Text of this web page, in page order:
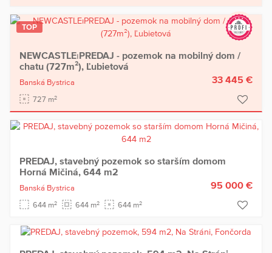
TOP
NEWCASTLE⏐PREDAJ - pozemok na mobilný dom /
chatu (727m²), Ľubietová
Banská Bystrica
727 m2
33 445 €
PREDAJ, stavebný pozemok so starším domom
Horná Mičiná, 644 m2
Banská Bystrica
644 m2 644 m2 644 m2
95 000 €